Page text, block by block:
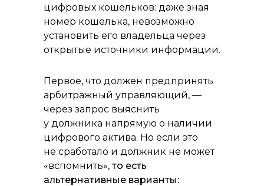
цифровых кошельков: даже зная
номер кошелька, невозможно
установить его владельца через
открытые источники информации.
Первое, что должен предпринять
арбитражный управляющий, —
через запрос выяснить
у должника напрямую о наличии
цифрового актива. Но если это
не сработало и должник не может
«вспомнить»,то есть
альтернативные варианты: